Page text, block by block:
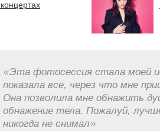
«Эта фотосессия стала моей
показала все, через что мне
Она позволила мне обнажить
обнажение тела. Пожалуй,
никогда не снимал»